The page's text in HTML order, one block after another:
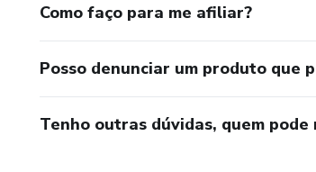
Como faço para me afiliar?
Posso denunciar um produto que
Tenho outras dúvidas, quem pode